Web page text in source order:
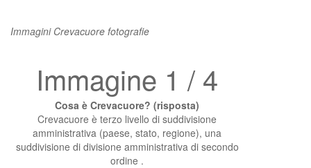
Immagini Crevacuore fotografie
Immagine 1 / 4
Cosa è Crevacuore? (risposta)
Crevacuore è terzo livello di suddivisione
amministrativa (paese, stato, regione), una
suddivisione di divisione amministrativa di secondo
ordine .